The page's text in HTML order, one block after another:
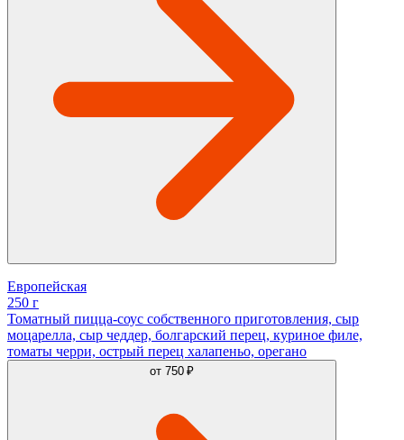
Европейская
250 г
Томатный пицца-соус собственного приготовления, сыр
моцарелла, сыр чеддер, болгарский перец, куриное филе,
томаты черри, острый перец халапеньо, орегано
от 750 ₽